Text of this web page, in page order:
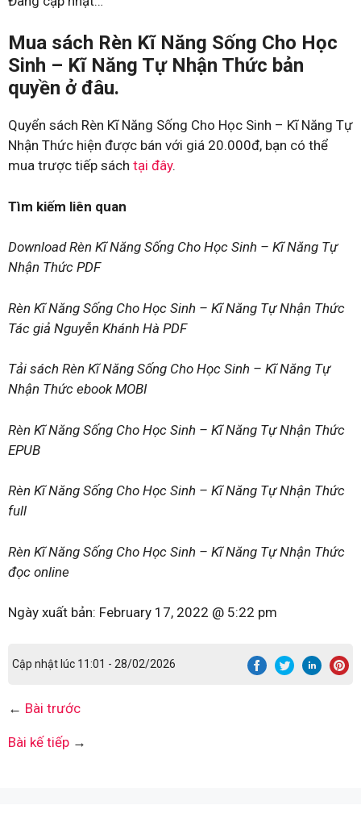
Mua sách Rèn Kĩ Năng Sống Cho Học
Sinh – Kĩ Năng Tự Nhận Thức bản
quyền ở đâu.
Quyển sách Rèn Kĩ Năng Sống Cho Học Sinh – Kĩ Năng Tự
Nhận Thức hiện được bán với giá 20.000đ, bạn có thể
mua trược tiếp sách tại đây.
Tìm kiếm liên quan
Download Rèn Kĩ Năng Sống Cho Học Sinh – Kĩ Năng Tự
Nhận Thức PDF
Rèn Kĩ Năng Sống Cho Học Sinh – Kĩ Năng Tự Nhận Thức
Tác giả Nguyễn Khánh Hà PDF
Tải sách Rèn Kĩ Năng Sống Cho Học Sinh – Kĩ Năng Tự
Nhận Thức ebook MOBI
Rèn Kĩ Năng Sống Cho Học Sinh – Kĩ Năng Tự Nhận Thức
EPUB
Rèn Kĩ Năng Sống Cho Học Sinh – Kĩ Năng Tự Nhận Thức
full
Rèn Kĩ Năng Sống Cho Học Sinh – Kĩ Năng Tự Nhận Thức
đọc online
Ngày xuất bản: February 17, 2022 @ 5:22 pm
Cập nhật lúc 11:01 - 28/02/2026
← Bài trước
Bài kế tiếp →